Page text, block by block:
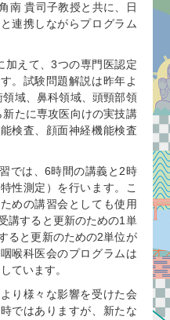
南 貴司子教授と共に、日
連携しながらプログラム
加えて、3つの専門医認定
。試験問題解説は昨年よ
域、鼻科領域、頭頸部領
たに専攻医向けの実技講
検査、顔面神経機能検査
では、6時間の講義と2時
性測定）を行います。こ
めの講習会としても使用
講すると更新のための1単
ると更新のための2単位が
喉科医会のプログラムは
ています。
り様々な影響を受けた会
ではありますが、新たな